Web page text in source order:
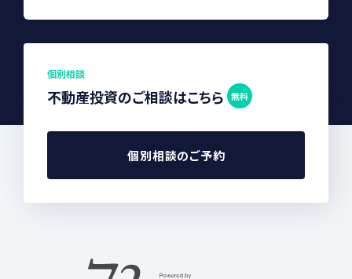
個別相談
不動産投資のご相談はこちら 無料
個別相談のご予約